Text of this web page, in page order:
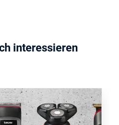
interessieren